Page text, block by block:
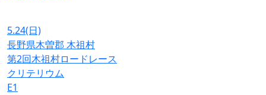
5.24(日)
長野県木曽郡 木祖村
第2回木祖村ロードレース
クリテリウム
E1